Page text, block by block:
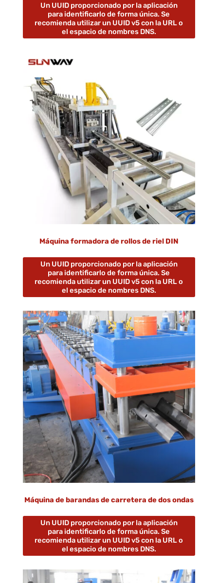
Un UUID proporcionado por la aplicación
para identificarlo de forma única. Se
recomienda utilizar un UUID v5 con la URL o
el espacio de nombres DNS.
Máquina formadora de rollos de riel DIN
Un UUID proporcionado por la aplicación
para identificarlo de forma única. Se
recomienda utilizar un UUID v5 con la URL o
el espacio de nombres DNS.
Máquina de barandas de carretera de dos ondas
Un UUID proporcionado por la aplicación
para identificarlo de forma única. Se
recomienda utilizar un UUID v5 con la URL o
el espacio de nombres DNS.